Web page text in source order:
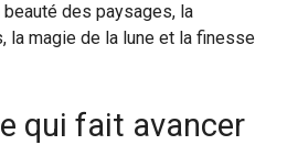
des paysages, la
la magie de la lune et la finesse
qui fait avancer